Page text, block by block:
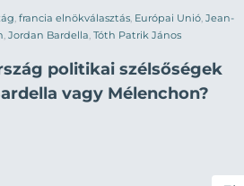
francia elnökválasztás Európai Unió Jean-
Jordan Bardella Tóth Patrik János
politikai szélsőségek
vagy Mélenchon?